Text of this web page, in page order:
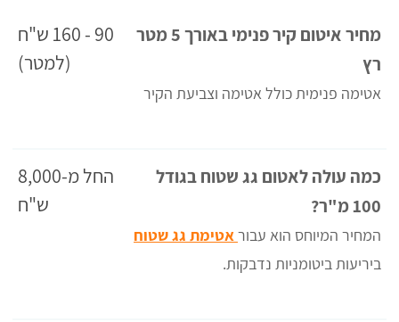
מחיר איטום קיר פנימי באורך 5 מטר
רץ
אטימה פנימית כולל אטימה וצביעת הקיר
90 - 160 ש"ח
(למטר)
כמה עולה לאטום גג שטוח בגודל
100 מ"ר?
המחיר המיוחס הוא עבוראטימת גג שטוח
ביריעות ביטומניות נדבקות.
החל מ-8,000
ש"ח